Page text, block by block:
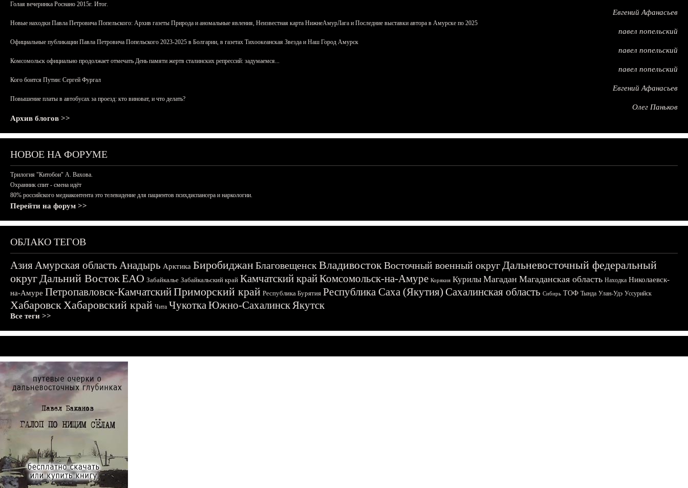
Голая вечеринка Роснано 2015г. Итог.
Евгений Афанасьев
Новые находки Павла Петровича Попельского: Архив газеты Природа и аномальные явления, Неизвестная карта НижнеАмурЛага и Последние выставки автора в Амурске по 2025
павел попельский
Официальные публикации Павла Петровича Попельского 2023-2025 в Болгарии, в газетах Тихоокеанская Звезда и Наш Город Амурск
павел попельский
Комсомольск официально продолжает отмечать День памяти жертв сталинских репрессий: задумаемся...
павел попельский
Кого боится Путин: Сергей Фургал
Евгений Афанасьев
Повышение платы в автобусах за проезд: кто виноват, и что делать?
Олег Паньков
Архив блогов >>
НОВОЕ НА ФОРУМЕ
Трилогия "Китобои" А. Вахова.
Охранник спит - смена идёт
80% российского медиаконтента это телевидение для пациентов психдиспансера и наркологии.
Перейти на форум >>
ОБЛАКО ТЕГОВ
АзияАмурская область Анадырь Арктика БиробиджанБлаговещенскВладивостокВосточный военный округДальневосточный федеральный
округДальний ВостокЕАО Забайкалье Забайкальский край Камчатский крайКомсомольск-на-Амуре Корякия Курилы Магадан Магаданская область Находка Николаевск-
на-Амуре Петропавловск-КамчатскийПриморский край Республика Бурятия Республика Саха (Якутия) Сахалинская область Сибирь ТОФ Тында Улан-Удэ Уссурийск
ХабаровскХабаровский край Чита ЧукоткаЮжно-СахалинскЯкутск
Все теги >>